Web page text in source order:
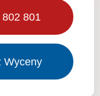
801
Wyceny